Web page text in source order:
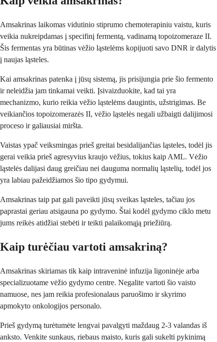
Amsakrinas laikomas vidutinio stiprumo chemoterapiniu vaistu, kuris
veikia nukreipdamas į specifinį fermentą, vadinamą topoizomeraze II.
Šis fermentas yra būtinas vėžio ląstelėms kopijuoti savo DNR ir dalytis
į naujas ląsteles.
Kai amsakrinas patenka į jūsų sistemą, jis prisijungia prie šio fermento
ir neleidžia jam tinkamai veikti. Įsivaizduokite, kad tai yra
mechanizmo, kurio reikia vėžio ląstelėms daugintis, užstrigimas. Be
veikiančios topoizomerazės II, vėžio ląstelės negali užbaigti dalijimosi
proceso ir galiausiai miršta.
Vaistas ypač veiksmingas prieš greitai besidalijančias ląsteles, todėl jis
gerai veikia prieš agresyvius kraujo vėžius, tokius kaip AML. Vėžio
ląstelės dalijasi daug greičiau nei dauguma normalių ląstelių, todėl jos
yra labiau pažeidžiamos šio tipo gydymui.
Amsakrinas taip pat gali paveikti jūsų sveikas ląsteles, tačiau jos
paprastai geriau atsigauna po gydymo. Štai kodėl gydymo ciklo metu
jums reikės atidžiai stebėti ir teikti palaikomąją priežiūrą.
Kaip turėčiau vartoti amsakriną?
Amsakrinas skiriamas tik kaip intraveninė infuzija ligoninėje arba
specializuotame vėžio gydymo centre. Negalite vartoti šio vaisto
namuose, nes jam reikia profesionalaus paruošimo ir skyrimo
apmokyto onkologijos personalo.
Prieš gydymą turėtumėte lengvai pavalgyti maždaug 2-3 valandas iš
anksto. Venkite sunkaus, riebaus maisto, kuris gali sukelti pykinimą